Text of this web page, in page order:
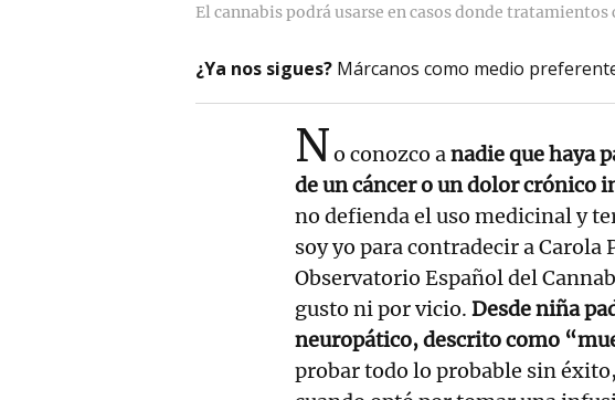
El cannabis podrá usarse en casos donde
¿Ya nos sigues? Márcanos como medio
No conozco anadie que haya
de un cáncer o un dolor crónico
no defienda el uso medicinal y
soy yo para contradecir a Carola
Observatorio Español del
gusto ni por vicio. Desde niña
neuropático, descrito como
probar todo lo probable sin